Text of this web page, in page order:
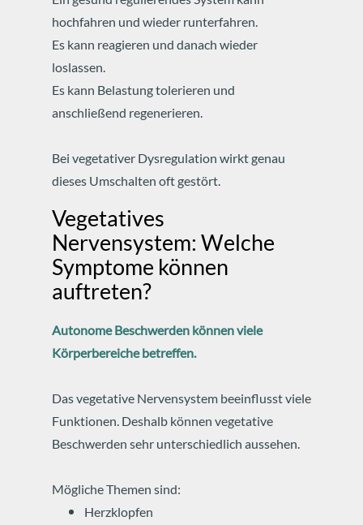
hochfahren und wieder runterfahren.
Es kann reagieren und danach wieder
loslassen.
Es kann Belastung tolerieren und
anschließend regenerieren.
Bei vegetativer Dysregulation wirkt genau
dieses Umschalten oft gestört.
Vegetatives
Nervensystem: Welche
Symptome können
auftreten?
Autonome Beschwerden können viele
Körperbereiche betreffen.
Das vegetative Nervensystem beeinflusst viele
Funktionen. Deshalb können vegetative
Beschwerden sehr unterschiedlich aussehen.
Mögliche Themen sind:
Herzklopfen